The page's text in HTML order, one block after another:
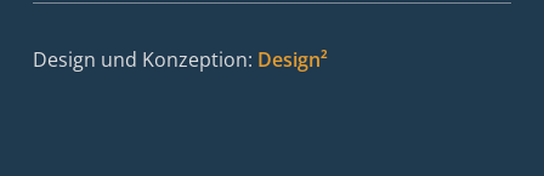
Design und Konzeption: Design²